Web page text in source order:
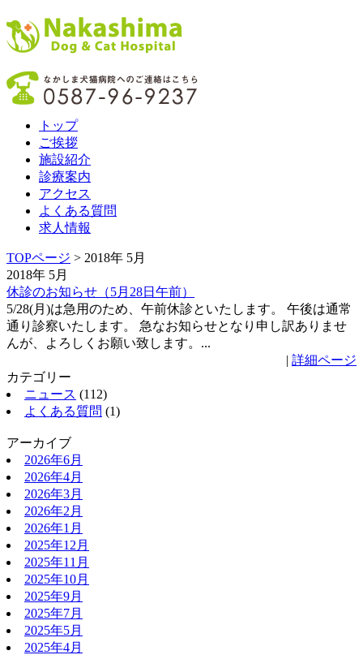
トップ
ご挨拶
施設紹介
診療案内
アクセス
よくある質問
求人情報
TOPページ > 2018年 5月
2018年 5月
休診のお知らせ（5月28日午前）
5/28(月)は急用のため、午前休診といたします。 午後は通常
通り診察いたします。 急なお知らせとなり申し訳ありませ
んが、よろしくお願い致します。...
| 詳細ページ
カテゴリー
ニュース (112)
よくある質問 (1)
アーカイブ
2026年6月
2026年4月
2026年3月
2026年2月
2026年1月
2025年12月
2025年11月
2025年10月
2025年9月
2025年7月
2025年5月
2025年4月